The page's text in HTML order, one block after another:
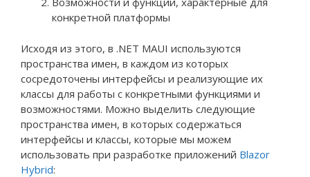
конкретной платформы
Исходя из этого, в .NET MAUI используются
пространства имен, в каждом из которых
сосредоточены интерфейсы и реализующие их
классы для работы с конкретными функциями и
возможностями. Можно выделить следующие
пространства имен, в которых содержаться
интерфейсы и классы, которые мы можем
использовать при разработке приложений Blazor
Hybrid: